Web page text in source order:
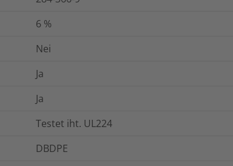
6 %
Nei
Ja
Ja
Testet iht. UL224
DBDPE